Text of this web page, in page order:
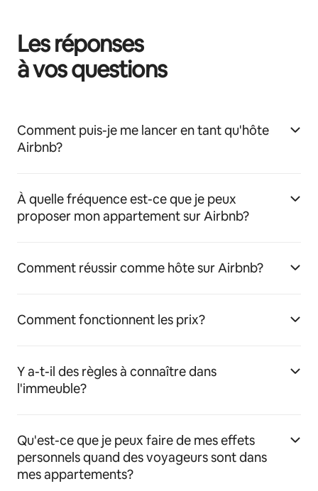
Les réponses
à vos questions
Comment puis-je me lancer en tant qu'hôte
Airbnb?
À quelle fréquence est-ce que je peux
proposer mon appartement sur Airbnb?
Comment réussir comme hôte sur Airbnb?
Comment fonctionnent les prix?
Y a-t-il des règles à connaître dans
l'immeuble?
Qu'est-ce que je peux faire de mes effets
personnels quand des voyageurs sont dans
mes appartements?